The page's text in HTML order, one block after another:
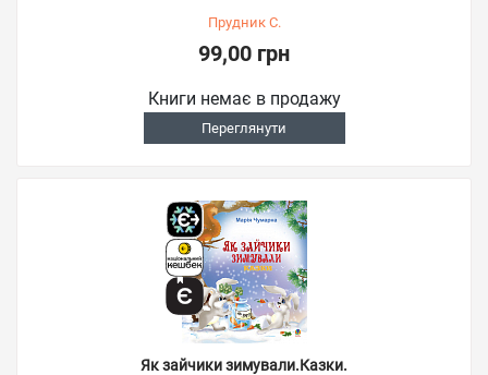
Прудник С.
99,00 грн
Книги немає в продажу
Переглянути
Як зайчики зимували.Казки.